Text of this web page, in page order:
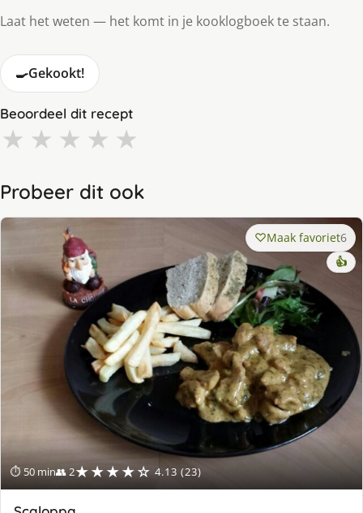
Laat het weten — het komt in je kooklogboek te staan.
🍳Gekookt!
Beoordeel dit recept
★ ★ ★ ★ ★
Probeer dit ook
⏱ 50 min👥 2★★★★☆ 4.13 (23)
Maak favoriet6
👍